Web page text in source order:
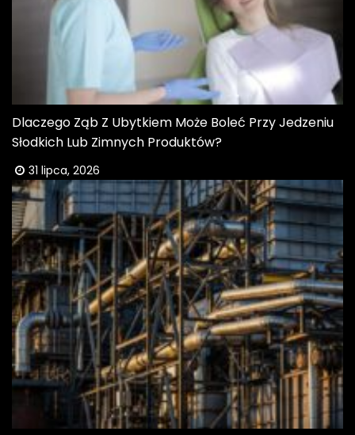
Dlaczego Ząb Z Ubytkiem Może Boleć Przy Jedzeniu
Słodkich Lub Zimnych Produktów?
31 lipca, 2026